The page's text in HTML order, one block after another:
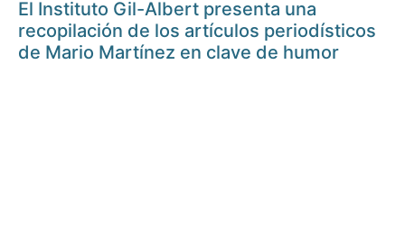
El Instituto Gil-Albert presenta una
recopilación de los artículos periodísticos
de Mario Martínez en clave de humor